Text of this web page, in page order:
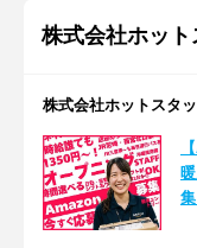
株式会社ホッ
株式会社ホットスタ
集